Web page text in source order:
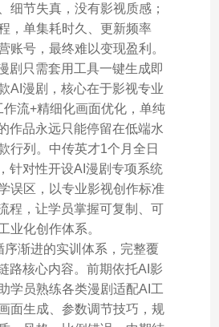
细节失真，没有影视质感；
，单集耗时久、更新频率
账号，最终难以变现盈利。
剧只需套用工具一键生成即
AI漫剧，核心在于影视专业
流+精细化画面优化，单纯
作品永远只能停留在低端水
行列。中传英才1个月全日
针对性开设AI漫剧专项系统
误区，以专业影视创作标准
程，让学员掌握可复制、可
业化创作体系。
序渐进的实训体系，完整覆
路核心内容。前期依托AI影
学员熟练各类漫剧适配AI工
面生成、参数调节技巧，规